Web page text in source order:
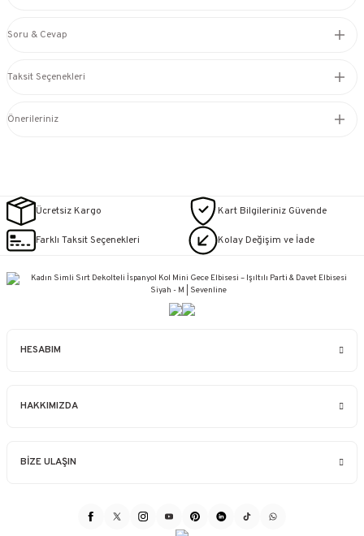
Soru & Cevap
Taksit Seçenekleri
Önerileriniz
Ücretsiz Kargo Kart Bilgileriniz Güvende
Farklı Taksit Seçenekleri Kolay Değişim ve İade
HESABIM
HAKKIMIZDA
BİZE ULAŞIN